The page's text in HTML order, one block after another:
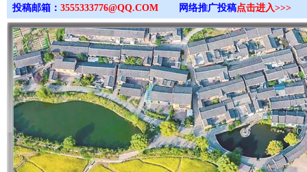
投稿邮箱： 3555333776@QQ.COM 网络推广投稿点击进入>>>